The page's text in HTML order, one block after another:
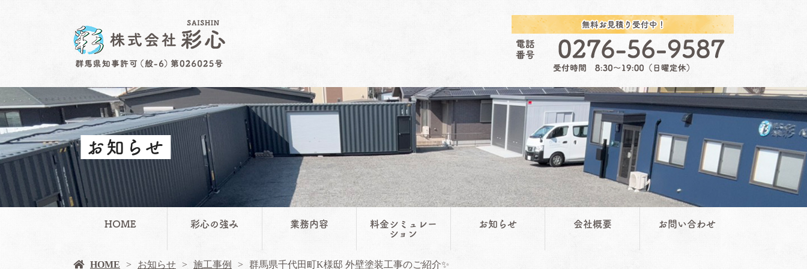
お知らせ
HOME 彩心の強み 業務内容
料金シミュレー
ション
お知らせ 会社概要 お問い合わせ
HOME お知らせ 施工事例 群馬県千代田町K様邸 外壁塗装工事のご紹介✨️